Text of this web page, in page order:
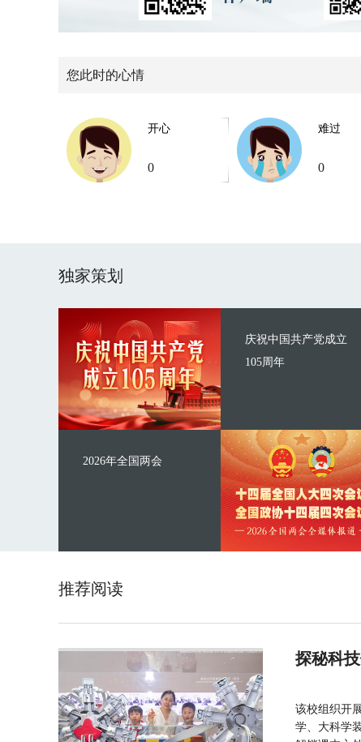
您此时的心情
开心
0
难过
0
独家策划
庆祝中国共产党成立
105周年
2026年全国两会
推荐阅读
探秘科
该校组织开
学、大科学